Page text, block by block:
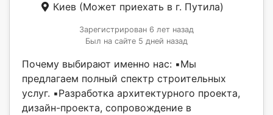
Киев (Может приехать в г. Путила)
Зарегистрирован 6 лет назад
Был на сайте 5 дней назад
Почему выбирают именно нас: ▪️Мы
предлагаем полный спектр строительных
услуг. ▪️Разработка архитектурного проекта,
дизайн-проекта, сопровождение в